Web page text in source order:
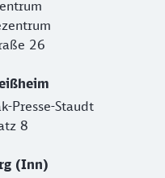
26
Presse-Staudt
8
(Inn)